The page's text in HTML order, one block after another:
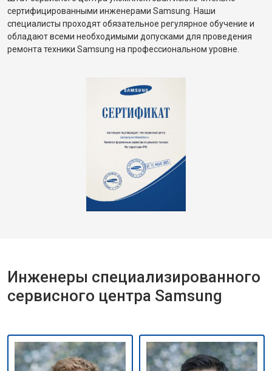
сертифицированными инженерами Samsung. Наши
специалисты проходят обязательное регулярное обучение и
обладают всеми необходимыми допусками для проведения
ремонта техники Samsung на профессиональном уровне.
Инженеры специализированного
сервисного центра Samsung